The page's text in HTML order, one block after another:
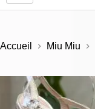
Accueil Miu Miu